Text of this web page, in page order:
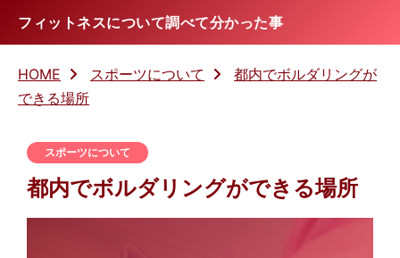
フィットネスについて調べて分かった事
HOME スポーツについて
都内でボルダリングが
できる場所
スポーツについて
都内でボルダリングができる場所